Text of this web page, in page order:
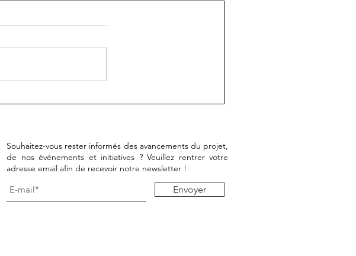
Souhaitez-vous rester informés des avancements du projet,
de nos événements et initiatives ? Veuillez rentrer votre
adresse email afin de recevoir notre newsletter !
Envoyer